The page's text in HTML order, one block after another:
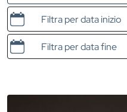
Data e ora di inizio
Data e ora di fine